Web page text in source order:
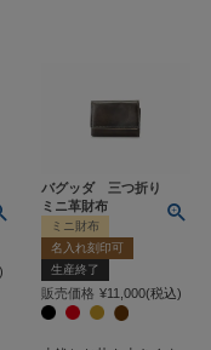
バグッダ 三つ折り
ミニ革財布
ミニ財布
名入れ刻印可
生産終了
販売価格 ¥11,000 税込